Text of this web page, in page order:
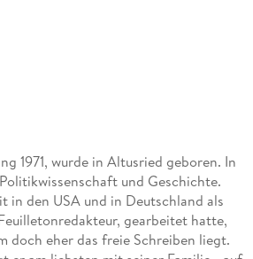
1971, wurde in Altusried geboren. In
und Geschichte.
in den USA und in Deutschland als
gearbeitet hatte,
doch eher das freie Schreiben liegt.